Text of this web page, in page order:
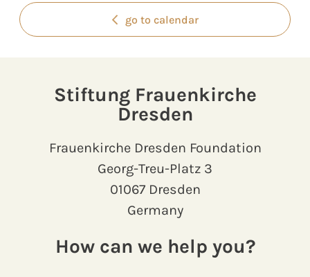
go to calendar
Stiftung Frauenkirche
Dresden
Frauenkirche Dresden Foundation
Georg-Treu-Platz 3
01067 Dresden
Germany
How can we help you?